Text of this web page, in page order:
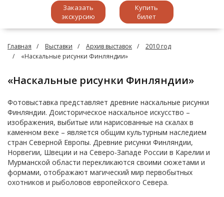
Заказать
экскурсию
Купить
билет
Главная Выставки Архив выставок
2010 год
«Наскальные рисунки Финляндии»
«Наскальные рисунки Финляндии»
Фотовыставка представляет древние наскальные рисунки
Финляндии. Доисторическое наскальное искусство –
изображения, выбитые или нарисованные на скалах в
каменном веке – является общим культурным наследием
стран Северной Европы. Древние рисунки Финляндии,
Норвегии, Швеции и на Северо-Западе России в Карелии и
Мурманской области перекликаются своими сюжетами и
формами, отображают магический мир первобытных
охотников и рыболовов европейского Севера.